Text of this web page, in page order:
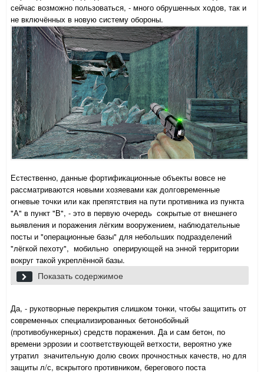
сейчас возможно пользоваться, - много обрушенных ходов, так и
не включённых в новую систему обороны.
Естественно, данные фортификационные объекты вовсе не
рассматриваются новыми хозяевами как долговременные
огневые точки или как препятствия на пути противника из пункта
"А" в пункт "В", - это в первую очередь сокрытые от внешнего
выявления и поражения лёгким вооружением, наблюдательные
посты и "операционные базы" для небольших подразделений
"лёгкой пехоту", мобильно оперирующей на энной территории
вокруг такой укреплённой базы.
Кстати, уже сама видимая древность и "заброшенность" этих
укреплений может служить неплохой маскировкой ИМХО.
Показать содержимое
Да, - рукотворные перекрытия слишком тонки, чтобы защитить от
современных специализированных бетонобойный
(противобункерных) средств поражения. Да и сам бетон, по
времени эррозии и соответствующей ветхости, вероятно уже
утратил значительную долю своих прочностных качеств, но для
защиты л/с, вскрытого противником, берегового поста